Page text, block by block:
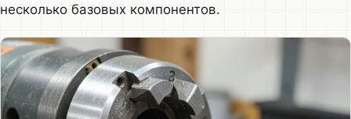
несколько базовых компонентов.